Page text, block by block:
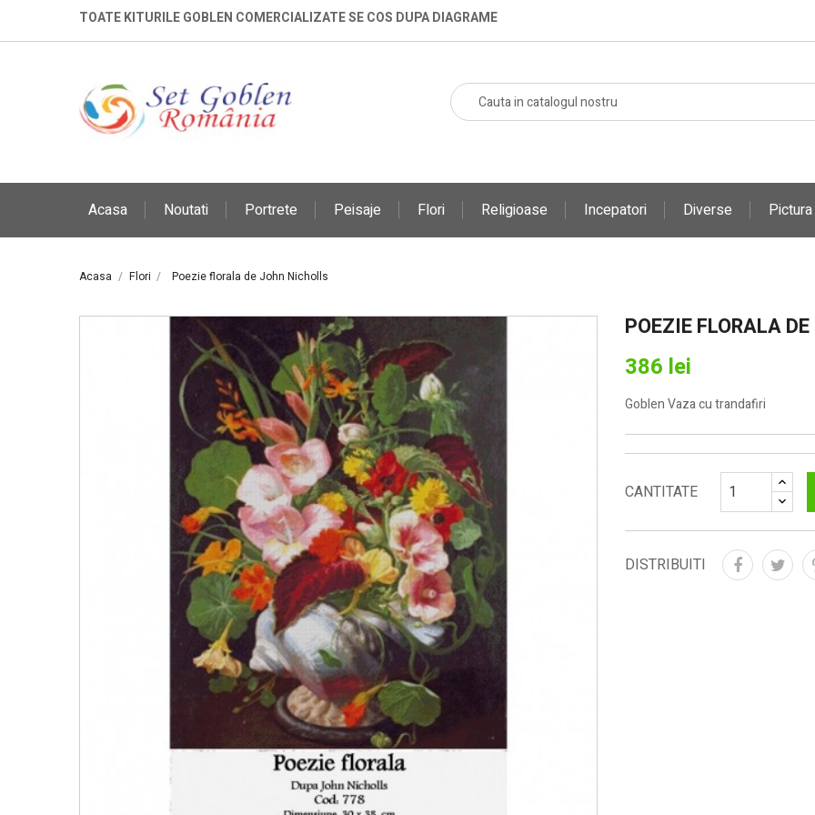
TOATE KITURILE GOBLEN COMERCIALIZATE SE COS DUPA DIAGRAME
Acasa Noutati Portrete Peisaje Flori Religioase Incepatori Diverse
Acasa Flori Poezie florala de John Nicholls
POEZIE FLORALA
386 lei
Goblen Vaza cu trandafiri
CANTITATE
DISTRIBUITI